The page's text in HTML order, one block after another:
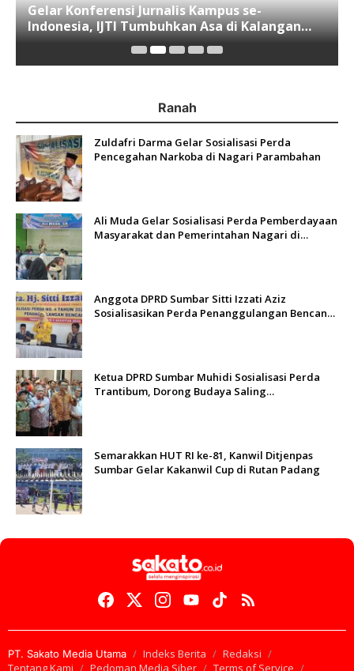
Gelar Konferensi Jurnalis Kampus se-
Indonesia, IJTI Tumbuhkan Asa di Kalangan
Jurnalis Muda di Era Disruspi Digital
Ranah
Zuldafri Darma Gelar Sosialisasi Perda
Pencegahan Narkoba di Nagari Parambahan
Ali Muda Gelar Sosialisasi Perda Pemberdayaan
Masyarakat dan Pemerintahan Nagari di
Anggota DPRD Sumbar Sitti Izzati Aziz
Sosialisasikan Perda Penanggulangan Bencana
Ketua DPRD Sumbar Muhidi Sosialisasi Perda
Trantibum, Dorong Budaya Saling
Semarakkan HUT RI ke-81, Kanwil Ditjenpas
Sumbar Gelar Kakanwil Cup di Rutan Padang
PT. Sakato Media Utama Indeks Berita
Redaksi
Tentang Kami
Pedoman Media Siber Terms of Service